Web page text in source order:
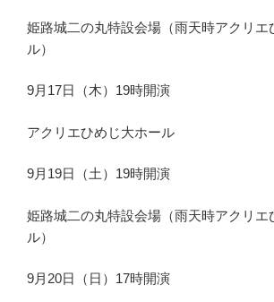
姫路城二の丸特設会場（雨天時アクリエ
ル）
9月17日（木）19時開演
アクリエひめじ大ホール
9月19日（土）19時開演
姫路城二の丸特設会場（雨天時アクリエ
ル）
9月20日（日）17時開演